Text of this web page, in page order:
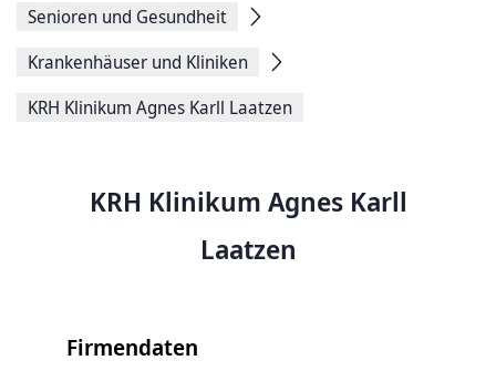
teilen
Seitenlink
Seite
Senioren und Gesundheit
Krankenhäuser und Kliniken
KRH Klinikum Agnes Karll Laatzen
KRH Klinikum Agnes Karll
Laatzen
Firmendaten